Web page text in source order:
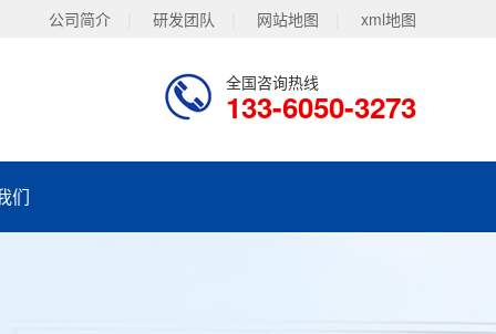
公司简介 研发团队 网站地图 xml地图
全国咨询热线
133-6050-3273
们